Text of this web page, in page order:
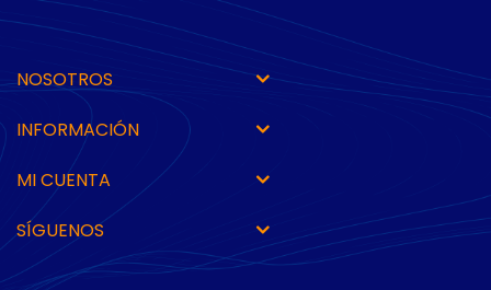
NOSOTROS
INFORMACIÓN
MI CUENTA
SÍGUENOS